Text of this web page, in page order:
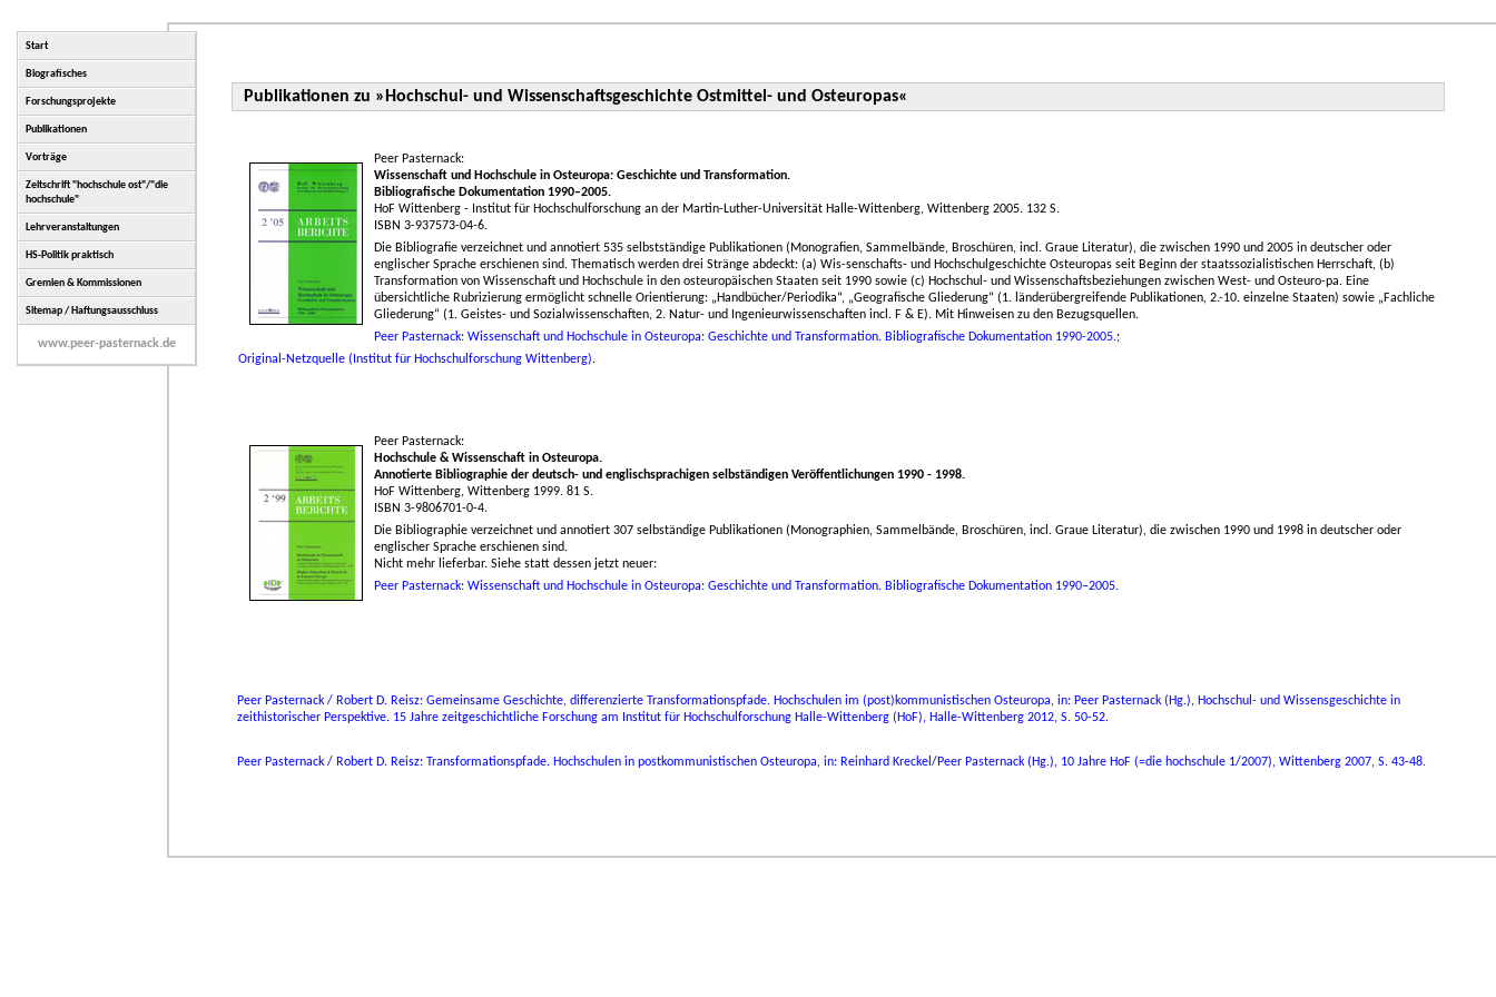
Start
Biografisches
Forschungsprojekte
Publikationen
Vorträge
Zeitschrift "hochschule ost"/"die
hochschule"
Lehrveranstaltungen
HS-Politik praktisch
Gremien & Kommissionen
Sitemap / Haftungsausschluss
www.peer-pasternack.de
Publikationen zu »Hochschul- und Wissenschaftsgeschichte Ostmittel- und Osteuropas«
Peer Pasternack:
Wissenschaft und Hochschule in Osteuropa: Geschichte und Transformation.
Bibliografische Dokumentation 1990–2005.
HoF Wittenberg - Institut für Hochschulforschung an der Martin-Luther-Universität Halle-Wittenberg, Wittenberg 2005. 132 S.
ISBN 3-937573-04-6.
Die Bibliografie verzeichnet und annotiert 535 selbstständige Publikationen (Monografien, Sammelbände, Broschüren, incl. Graue Literatur), die zwischen 1990 und 2005 in deutscher oder
englischer Sprache erschienen sind. Thematisch werden drei Stränge abdeckt: (a) Wis-senschafts- und Hochschulgeschichte Osteuropas seit Beginn der staatssozialistischen Herrschaft, (b)
Transformation von Wissenschaft und Hochschule in den osteuropäischen Staaten seit 1990 sowie (c) Hochschul- und Wissenschaftsbeziehungen zwischen West- und Osteuro-pa. Eine
übersichtliche Rubrizierung ermöglicht schnelle Orientierung: „Handbücher/Periodika“, „Geografische Gliederung“ (1. länderübergreifende Publikationen, 2.-10. einzelne Staaten) sowie „Fachliche
Gliederung“ (1. Geistes- und Sozialwissenschaften, 2. Natur- und Ingenieurwissenschaften incl. F & E). Mit Hinweisen zu den Bezugsquellen.
Peer Pasternack: Wissenschaft und Hochschule in Osteuropa: Geschichte und Transformation. Bibliografische Dokumentation 1990-2005.;
Original-Netzquelle (Institut für Hochschulforschung Wittenberg).
Peer Pasternack:
Hochschule & Wissenschaft in Osteuropa.
Annotierte Bibliographie der deutsch- und englischsprachigen selbständigen Veröffentlichungen 1990 - 1998.
HoF Wittenberg, Wittenberg 1999. 81 S.
ISBN 3-9806701-0-4.
Die Bibliographie verzeichnet und annotiert 307 selbständige Publikationen (Monographien, Sammelbände, Broschüren, incl. Graue Literatur), die zwischen 1990 und 1998 in deutscher oder
englischer Sprache erschienen sind.
Nicht mehr lieferbar. Siehe statt dessen jetzt neuer:
Peer Pasternack: Wissenschaft und Hochschule in Osteuropa: Geschichte und Transformation. Bibliografische Dokumentation 1990–2005.
Peer Pasternack / Robert D. Reisz: Gemeinsame Geschichte, differenzierte Transformationspfade. Hochschulen im (post)kommunistischen Osteuropa, in: Peer Pasternack (Hg.), Hochschul- und Wissensgeschichte in
zeithistorischer Perspektive. 15 Jahre zeitgeschichtliche Forschung am Institut für Hochschulforschung Halle-Wittenberg (HoF), Halle-Wittenberg 2012, S. 50-52.
Peer Pasternack / Robert D. Reisz: Transformationspfade. Hochschulen in postkommunistischen Osteuropa, in: Reinhard Kreckel/Peer Pasternack (Hg.), 10 Jahre HoF (=die hochschule 1/2007), Wittenberg 2007, S. 43-48.